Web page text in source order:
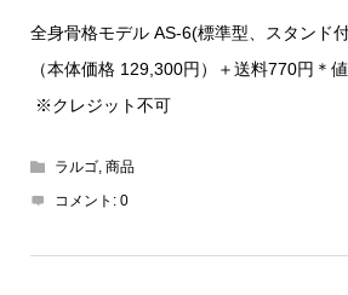
全身骨格モデル AS-6(標準型、スタンド
（本体価格 129,300円）＋送料770円＊
※クレジット不可
ラルゴ, 商品
コメント: 0